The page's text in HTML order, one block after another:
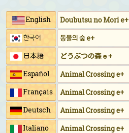
English
Doubutsu no Mori e+
한국어
동물의 숲 e+
日本語
どうぶつの森ｅ+
Español
Animal Crossing e+
Français
Animal Crossing e+
Deutsch
Animal Crossing e+
Italiano
Animal Crossing e+